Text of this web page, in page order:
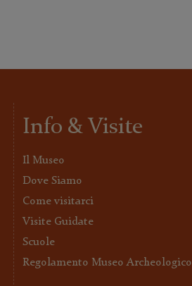
Info & Visite
Il Museo
Dove Siamo
Come visitarci
Visite Guidate
Scuole
Regolamento Museo Archeologico